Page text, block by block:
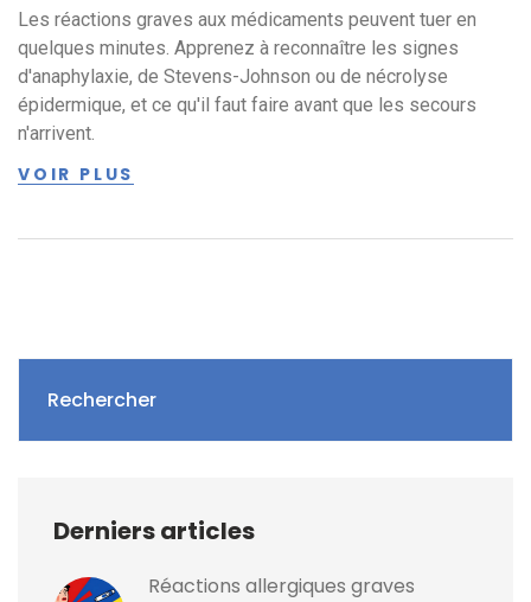
Les réactions graves aux médicaments peuvent tuer en
quelques minutes. Apprenez à reconnaître les signes
d'anaphylaxie, de Stevens-Johnson ou de nécrolyse
épidermique, et ce qu'il faut faire avant que les secours
n'arrivent.
VOIR PLUS
Rechercher
Derniers articles
Réactions allergiques graves